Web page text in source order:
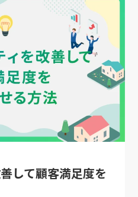
して顧客満足度を